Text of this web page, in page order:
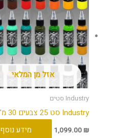
אזל מן המלאי
Industry סטים
Industry סט 25 צבעים 30 מ"ל
1,099.00 ₪ מידע נוסף